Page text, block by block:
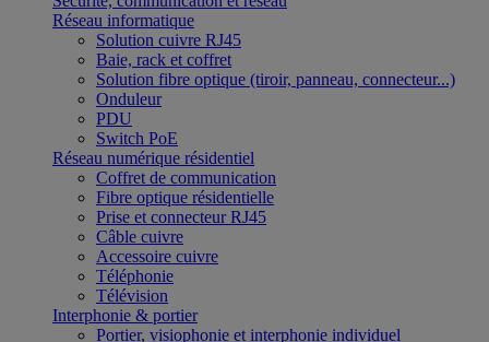
Réseau informatique
Solution cuivre RJ45
Baie, rack et coffret
Solution fibre optique (tiroir, panneau, connecteur...)
Onduleur
PDU
Switch PoE
Réseau numérique résidentiel
Coffret de communication
Fibre optique résidentielle
Prise et connecteur RJ45
Câble cuivre
Accessoire cuivre
Téléphonie
Télévision
Interphonie & portier
Portier, visiophonie et interphonie individuel